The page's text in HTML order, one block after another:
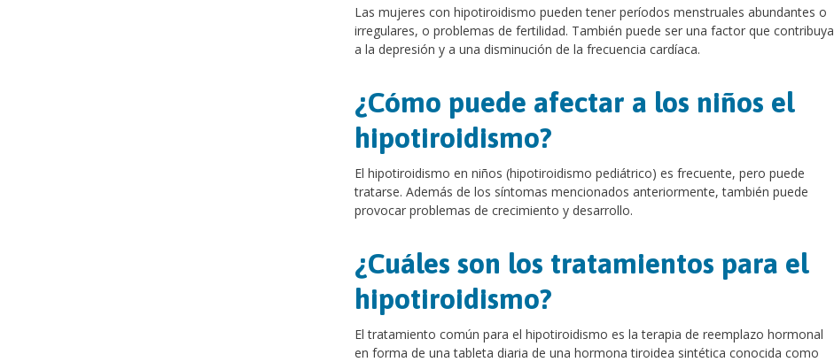
Las mujeres con hipotiroidismo pueden tener períodos menstruales abundantes o
irregulares, o problemas de fertilidad. También puede ser una factor que contribuya
a la depresión y a una disminución de la frecuencia cardíaca.
¿Cómo puede afectar a los niños el
hipotiroidismo?
El hipotiroidismo en niños (hipotiroidismo pediátrico) es frecuente, pero puede
tratarse. Además de los síntomas mencionados anteriormente, también puede
provocar problemas de crecimiento y desarrollo.
¿Cuáles son los tratamientos para el
hipotiroidismo?
El tratamiento común para el hipotiroidismo es la terapia de reemplazo hormonal
en forma de una tableta diaria de una hormona tiroidea sintética conocida como